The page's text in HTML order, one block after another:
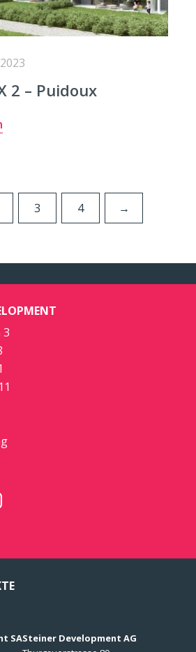
2 – Puidoux
3 4 →
3
SASteiner Development AG